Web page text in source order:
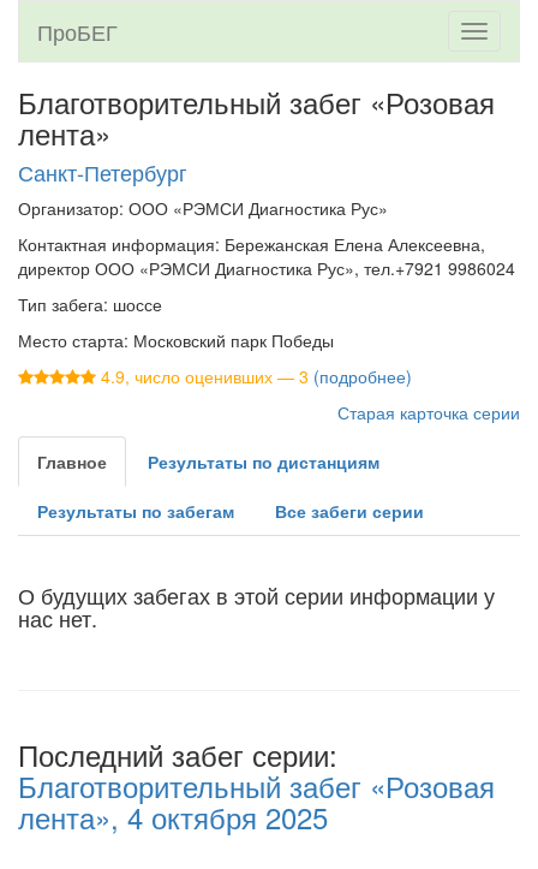
Toggle
ПроБЕГ
Благотворительный забег «Розовая
лента»
Санкт-Петербург
Организатор: ООО «РЭМСИ Диагностика Рус»
Контактная информация: Бережанская Елена Алексеевна,
директор ООО «РЭМСИ Диагностика Рус», тел.+7921 9986024
Тип забега: шоссе
Место старта: Московский парк Победы
4.9, число оценивших — 3 (подробнее)
Старая карточка серии
Главное Результаты по дистанциям
Результаты по забегам Все забеги серии
О будущих забегах в этой серии информации у
нас нет.
Последний забег серии:
Благотворительный забег «Розовая
лента», 4 октября 2025